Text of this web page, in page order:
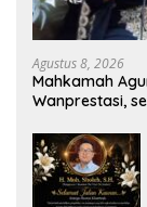
Agustus 8, 2026
Mahkamah
Wanprestasi,